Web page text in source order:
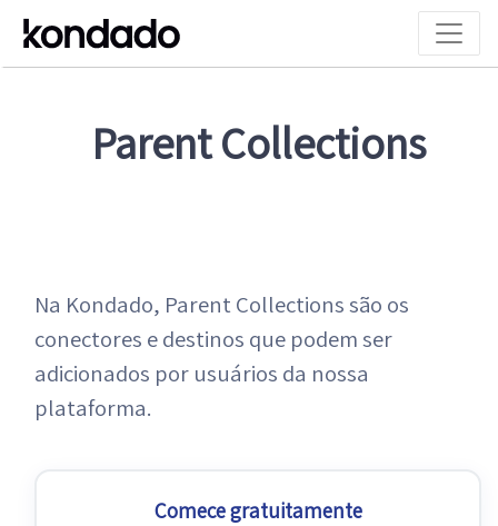
Parent Collections
Na Kondado, Parent Collections são os
conectores e destinos que podem ser
adicionados por usuários da nossa
plataforma.
Comece gratuitamente